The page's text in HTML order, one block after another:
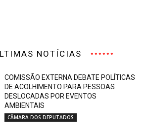
NOTÍCIAS
COMISSÃO EXTERNA DEBATE POLÍTICAS
DE ACOLHIMENTO PARA PESSOAS
DESLOCADAS POR EVENTOS
AMBIENTAIS
CÂMARA DOS DEPUTADOS